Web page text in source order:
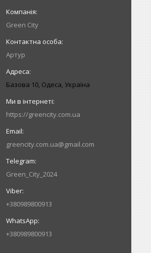
Green City
Артур
Базова 10, Одеса, Україна
https://greencity.com.ua
greencity.com.ua@gmail.com
Green_City_2024
+380989800913
+380989800913